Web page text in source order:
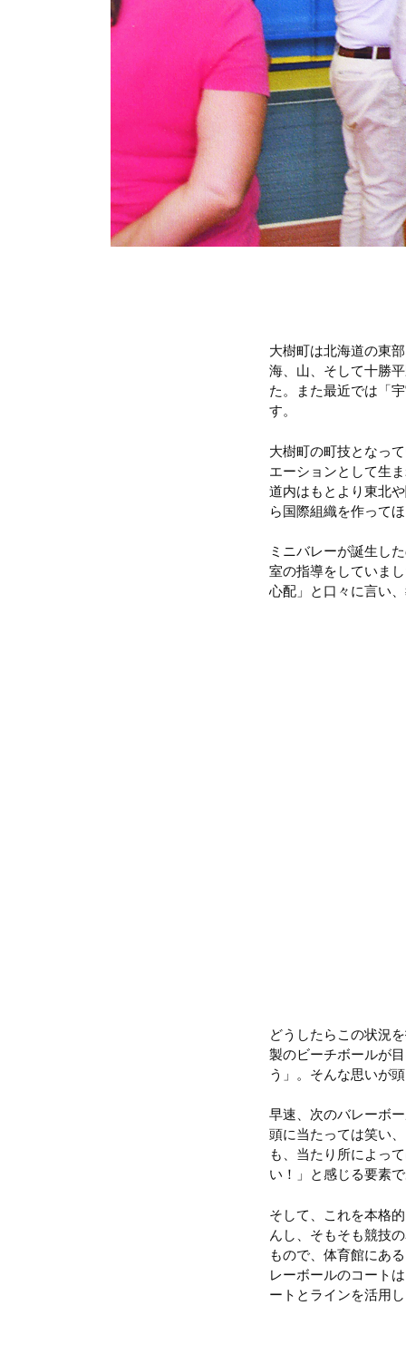
大樹町は北海道の東
海、山、そして十勝
た。また最近では「
す。
大樹町の町技となっ
エーションとして生
道内はもとより東北
ら国際組織を作って
ミニバレーが誕生し
室の指導をしていま
心配」と口々に言い
どうしたらこの状況
製のビーチボールが
う」。そんな思いが
早速、次のバレーボ
頭に当たっては笑い
も、当たり所によっ
い！」と感じる要素
そして、これを本格
んし、そもそも競技
もので、体育館にあ
レーボールのコート
ートとラインを活用